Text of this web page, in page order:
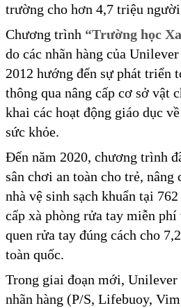
trường cho hơn 4,7 triệu
Chương trình “Trường học
do các nhãn hàng của
2012 hướng đến sự phát triển
thông qua nâng cấp cơ sở vật
khai các hoạt động giáo dục
sức khỏe.
Đến năm 2020, chương trình
sân chơi an toàn cho trẻ, nâng
nhà vệ sinh sạch khuẩn tại
cấp xà phòng rửa tay miễn
quen rửa tay đúng cách cho
toàn quốc.
Trong giai đoạn mới,
nhãn hàng (P/S, Lifebuoy,